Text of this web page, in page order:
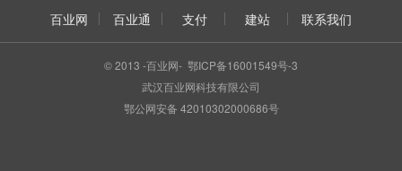
百业网 百业通 支付 建站 联系我们
© 2013 -百业网- 鄂ICP备16001549号-3
武汉百业网科技有限公司
鄂公网安备 42010302000686号